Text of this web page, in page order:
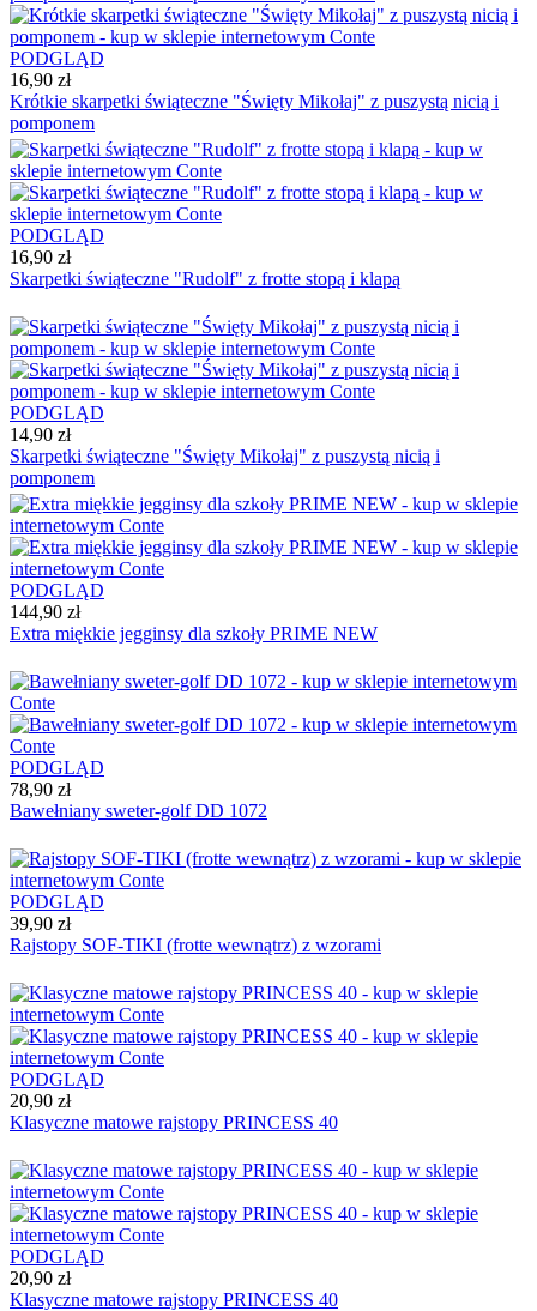
PODGLĄD
16,90 zł
Krótkie skarpetki świąteczne "Święty Mikołaj" z puszystą nicią i
pomponem
PODGLĄD
16,90 zł
Skarpetki świąteczne "Rudolf" z frotte stopą i klapą
PODGLĄD
14,90 zł
Skarpetki świąteczne "Święty Mikołaj" z puszystą nicią i
pomponem
PODGLĄD
144,90 zł
Extra miękkie jegginsy dla szkoły PRIME NEW
PODGLĄD
78,90 zł
Bawełniany sweter-golf DD 1072
PODGLĄD
39,90 zł
Rajstopy SOF-TIKI (frotte wewnątrz) z wzorami
PODGLĄD
20,90 zł
Klasyczne matowe rajstopy PRINCESS 40
PODGLĄD
20,90 zł
Klasyczne matowe rajstopy PRINCESS 40